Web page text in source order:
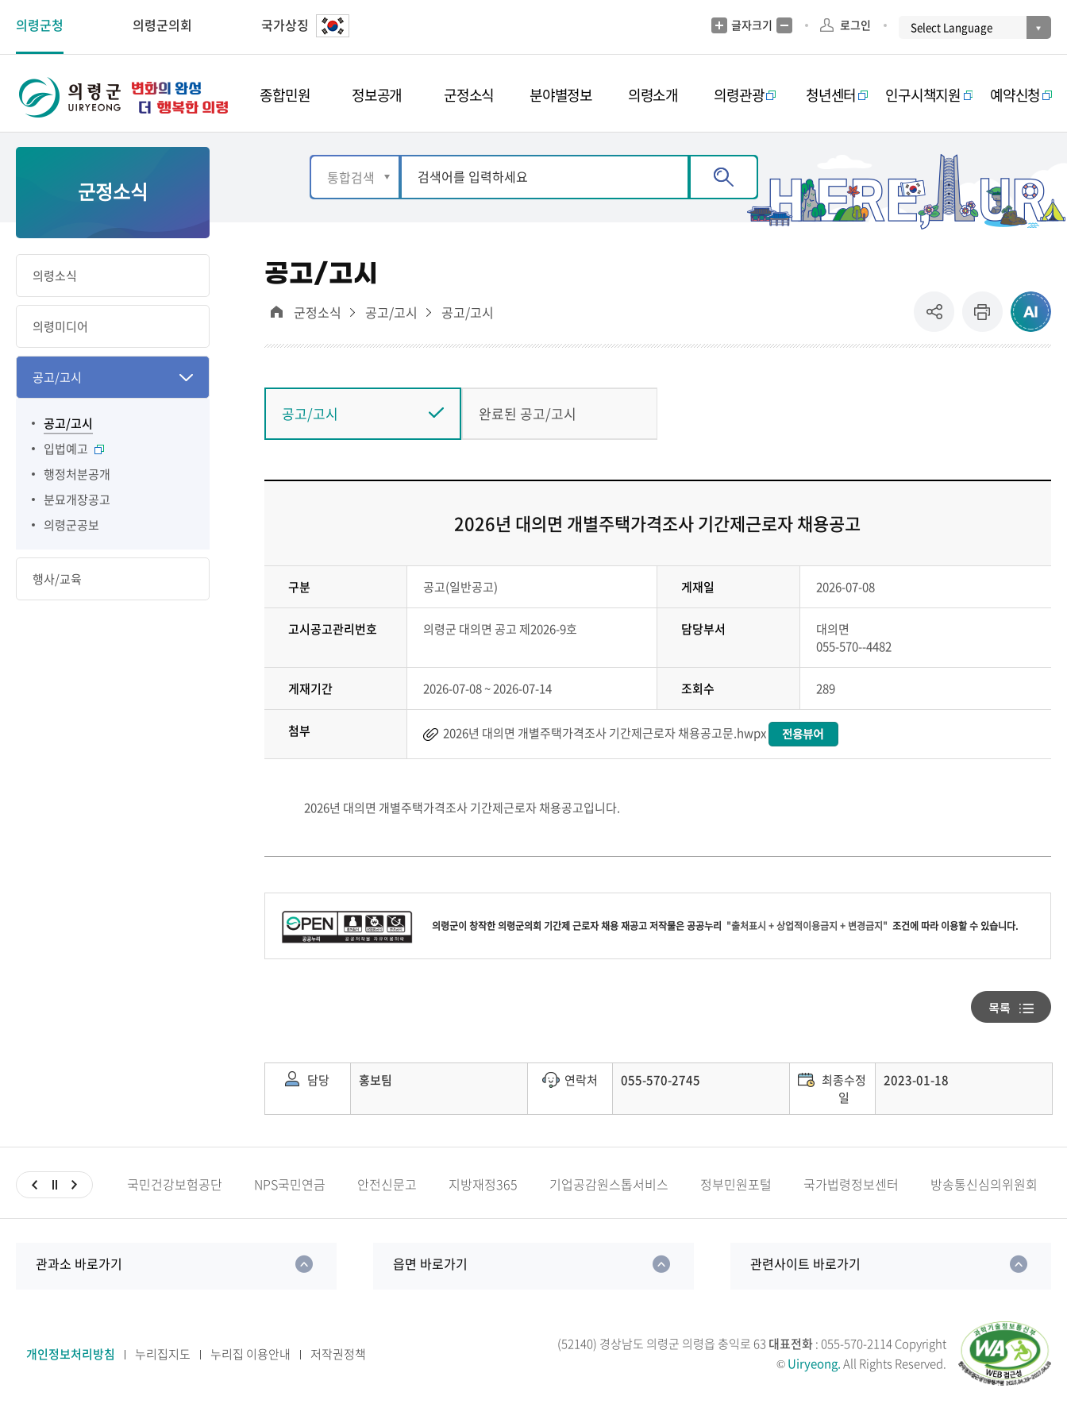
의령군청 의령군의회 국가상징 글자크기 로그인
종합민원 정보공개 군정소식 분야별정보 의령소개 의령관광 청년센터 인구시책지원 예약신청
군정소식
의령소식
의령미디어
공고/고시
공고/고시
입법예고
행정처분공개
분묘개장공고
의령군공보
행사/교육
공고/고시
군정소식 공고/고시 공고/고시
공고/고시 완료된 공고/고시
2026년 대의면 개별주택가격조사 기간제근로자 채용공고
구분 공고(일반공고) 게재일 2026-07-08
고시공고관리번호 의령군 대의면 공고 제2026-9호 담당부서
대의면
055-570--4482
게재기간 2026-07-08 ~ 2026-07-14 조회수 289
첨부 2026년 대의면 개별주택가격조사 기간제근로자 채용공고문.hwpx
2026년 대의면 개별주택가격조사 기간제근로자 채용공고입니다.
의령군이 창작한의령군의회 기간제 근로자 채용 재공고저작물은 공공누리 "출처표시 + 상업적이용금지 + 변경금지" 조건에 따라 이용할 수 있습니다.
담당 홍보팀 연락처 055-570-2745
최종수정
일
2023-01-18
국민건강보험공단 NPS국민연금 안전신문고 지방재정365 기업공감원스톱서비스 정부민원포털 국가법령정보센터 방송통신심의위원회
관과소 바로가기 읍면 바로가기 관련사이트 바로가기
개인정보처리방침 누리집지도 누리집 이용안내 저작권정책
(52140) 경상남도 의령군 의령읍 충익로 63 대표전화: 055-570-2114Copyright
©Uiryeong.All Rights Reserved.